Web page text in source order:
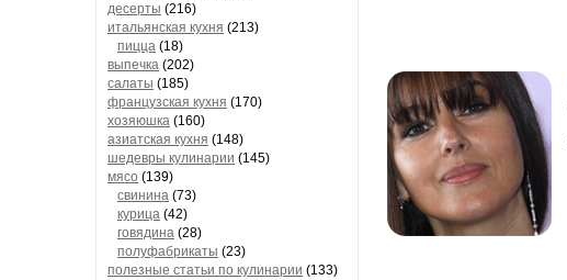
десерты (216)
итальянская кухня (213)
пицца (18)
выпечка (202)
салаты (185)
французская кухня (170)
хозяюшка (160)
азиатская кухня (148)
шедевры кулинарии (145)
мясо (139)
свинина (73)
курица (42)
говядина (28)
полуфабрикаты (23)
полезные статьи по кулинарии (133)